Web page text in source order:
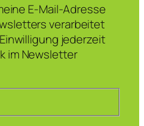
E-Mail-Adresse
verarbeitet
jederzeit
im Newsletter